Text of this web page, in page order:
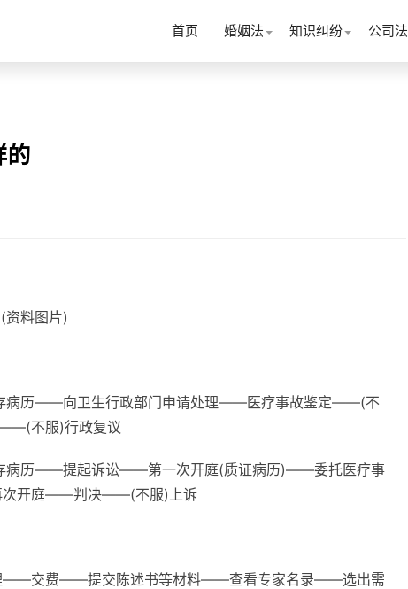
首页 婚姻法 知识纠纷 公司法
的
(资料图片)
历——向卫生行政部门申请处理——医疗事故鉴定——(不
不服)行政复议
历——提起诉讼——第一次开庭(质证病历)——委托医疗事
开庭——判决——(不服)上诉
——交费——提交陈述书等材料——查看专家名录——选出需